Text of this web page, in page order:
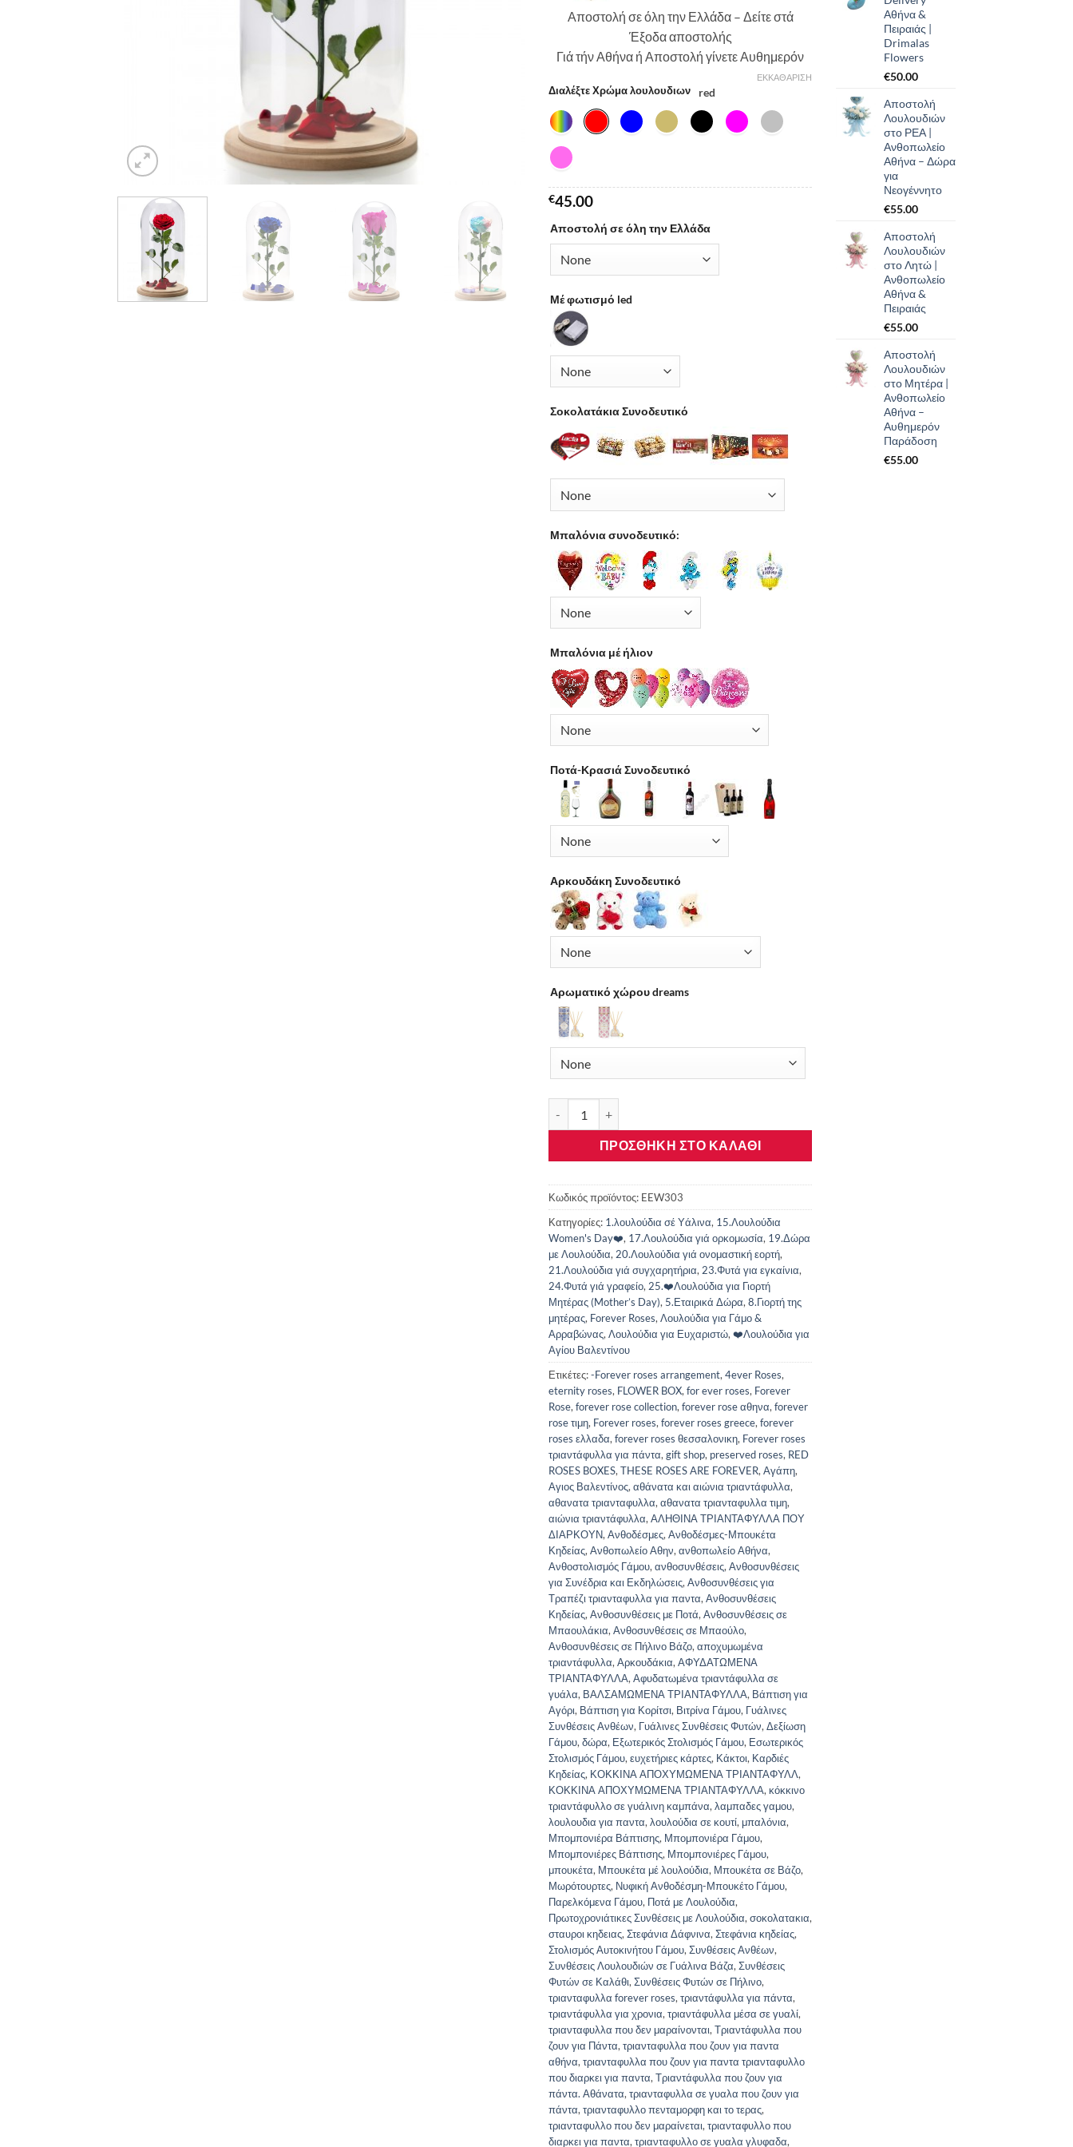
Αποστολή σε όλη την Ελλάδα – Δείτε στά
Έξοδα αποστολής
Γιά τήν Αθήνα ή Αποστολή γίνετε Αυθημερόν
Διαλέξτε Χρώμα λουλουδιων red
ΕΚΚΑΘΆΡΙΣΗ
€45.00
Αποστολή σε όλη την Ελλάδα
Μέ φωτισμό led
Σοκολατάκια Συνοδευτικό
Μπαλόνια συνοδευτικό:
Μπαλόνια μέ ήλιον
Ποτά-Κρασιά Συνοδευτικό
Αρκουδάκη Συνοδευτικό
Αρωματικό χώρου dreams
ΠΡΟΣΘΉΚΗ ΣΤΟ ΚΑΛΆΘΙ
Κωδικός προϊόντος: EEW303
Κατηγορίες: 1.λουλούδια σέ Υάλινα, 15.Λουλούδια
Women's Day❤️, 17.Λουλούδια γιά ορκομωσία, 19.Δώρα
με Λουλούδια, 20.Λουλούδια γιά ονομαστική εορτή,
21.Λουλούδια γιά συγχαρητήρια, 23.Φυτά για εγκαίνια,
24.Φυτά γιά γραφείο, 25.❤️Λουλούδια για Γιορτή
Μητέρας (Mother’s Day), 5.Εταιρικά Δώρα, 8.Γιορτή της
μητέρας, Forever Roses, Λουλούδια για Γάμο &
Αρραβώνας, Λουλούδια για Ευχαριστώ, ❤️Λουλούδια για
Αγίου Βαλεντίνου
Ετικέτες:-Forever roses arrangement, 4ever Roses,
eternity roses, FLOWER BOX, for ever roses, Forever
Rose, forever rose collection, forever rose αθηνα, forever
rose τιμη, Forever roses, forever roses greece, forever
roses ελλαδα, forever roses θεσσαλονικη, Forever roses
τριαντάφυλλα για πάντα, gift shop, preserved roses, RED
ROSES BOXES, THESE ROSES ARE FOREVER, Αγάπη,
Αγιος Βαλεντίνος, αθάνατα και αιώνια τριαντάφυλλα,
αθανατα τριανταφυλλα, αθανατα τριανταφυλλα τιμη,
αιώνια τριαντάφυλλα, ΑΛΗΘΙΝΑ ΤΡΙΑΝΤΑΦΥΛΛΑ ΠΟΥ
ΔΙΑΡΚΟΥΝ, Ανθοδέσμες, Ανθοδέσμες-Μπουκέτα
Κηδείας, Ανθοπωλείο Αθην, ανθοπωλείο Αθήνα,
Ανθοστολισμός Γάμου, ανθοσυνθέσεις, Ανθοσυνθέσεις
για Συνέδρια και Εκδηλώσεις, Ανθοσυνθέσεις για
Τραπέζι τριανταφυλλα για παντα, Ανθοσυνθέσεις
Κηδείας, Ανθοσυνθέσεις με Ποτά, Ανθοσυνθέσεις σε
Μπαουλάκια, Ανθοσυνθέσεις σε Μπαούλο,
Ανθοσυνθέσεις σε Πήλινο Βάζο, αποχυμωμένα
τριαντάφυλλα, Αρκουδάκια, ΑΦΥΔΑΤΩΜΕΝΑ
ΤΡΙΑΝΤΑΦΥΛΛΑ, Αφυδατωμένα τριαντάφυλλα σε
γυάλα, ΒΑΛΣΑΜΩΜΕΝΑ ΤΡΙΑΝΤΑΦΥΛΛΑ, Βάπτιση για
Αγόρι, Βάπτιση για Κορίτσι, Βιτρίνα Γάμου, Γυάλινες
Συνθέσεις Ανθέων, Γυάλινες Συνθέσεις Φυτών, Δεξίωση
Γάμου, δώρα, Εξωτερικός Στολισμός Γάμου, Εσωτερικός
Στολισμός Γάμου, ευχετήριες κάρτες, Κάκτοι, Καρδιές
Κηδείας, ΚΟΚΚΙΝΑ ΑΠΟΧΥΜΩΜΕΝΑ ΤΡΙΑΝΤΑΦΥΛΛ,
ΚΟΚΚΙΝΑ ΑΠΟΧΥΜΩΜΕΝΑ ΤΡΙΑΝΤΑΦΥΛΛΑ, κόκκινο
τριαντάφυλλo σε γυάλινη καμπάνα, λαμπαδες γαμου,
λουλουδια για παντα, λουλούδια σε κουτί, μπαλόνια,
Μπομπονιέρα Βάπτισης, Μπομπονιέρα Γάμου,
Μπομπονιέρες Βάπτισης, Μπομπονιέρες Γάμου,
μπουκέτα, Μπουκέτα μέ λουλούδια, Μπουκέτα σε Βάζο,
Μωρότουρτες, Νυφική Ανθοδέσμη-Μπουκέτο Γάμου,
Παρελκόμενα Γάμου, Ποτά με Λουλούδια,
Πρωτοχρονιάτικες Συνθέσεις με Λουλούδια, σοκολατακια,
σταυροι κηδειας, Στεφάνια Δάφνινα, Στεφάνια κηδείας,
Στολισμός Αυτοκινήτου Γάμου, Συνθέσεις Ανθέων,
Συνθέσεις Λουλουδιών σε Γυάλινα Βάζα, Συνθέσεις
Φυτών σε Καλάθι, Συνθέσεις Φυτών σε Πήλινο,
τριανταφυλλα forever roses, τριαντάφυλλα για πάντα,
τριαντάφυλλα για χρονια, τριαντάφυλλα μέσα σε γυαλί,
τριανταφυλλα που δεν μαραίνονται, Τριαντάφυλλα που
ζουν για Πάντα, τριανταφυλλα που ζουν για παντα
αθήνα, τριανταφυλλα που ζουν για παντα τριανταφυλλο
που διαρκει για παντα, Τριαντάφυλλα που ζουν για
πάντα. Αθάνατα, τριανταφυλλα σε γυαλα που ζουν για
πάντα, τριανταφυλλο πενταμορφη και το τερας,
τριανταφυλλο που δεν μαραίνεται, τριανταφυλλο που
διαρκει για παντα, τριανταφυλλο σε γυαλα γλυφαδα,
Αθήνα &
Πειραιάς |
Drimalas
Flowers
€50.00
Αποστολή
Λουλουδιών
στο ΡΕΑ |
Ανθοπωλείο
Αθήνα – Δώρα
για
Νεογέννητο
€55.00
Αποστολή
Λουλουδιών
στο Λητώ |
Ανθοπωλείο
Αθήνα &
Πειραιάς
€55.00
Αποστολή
Λουλουδιών
στο Μητέρα |
Ανθοπωλείο
Αθήνα –
Αυθημερόν
Παράδοση
€55.00